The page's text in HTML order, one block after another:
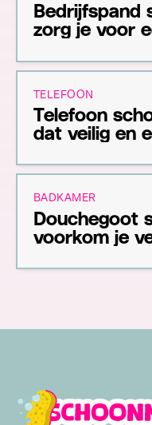
Bedrijfspand
zorg je voor
TELEFOON
Telefoon
dat veilig en
BADKAMER
Douchegoot
voorkom je